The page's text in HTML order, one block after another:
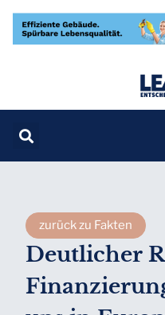
zurück zu Fakten
Deutlicher